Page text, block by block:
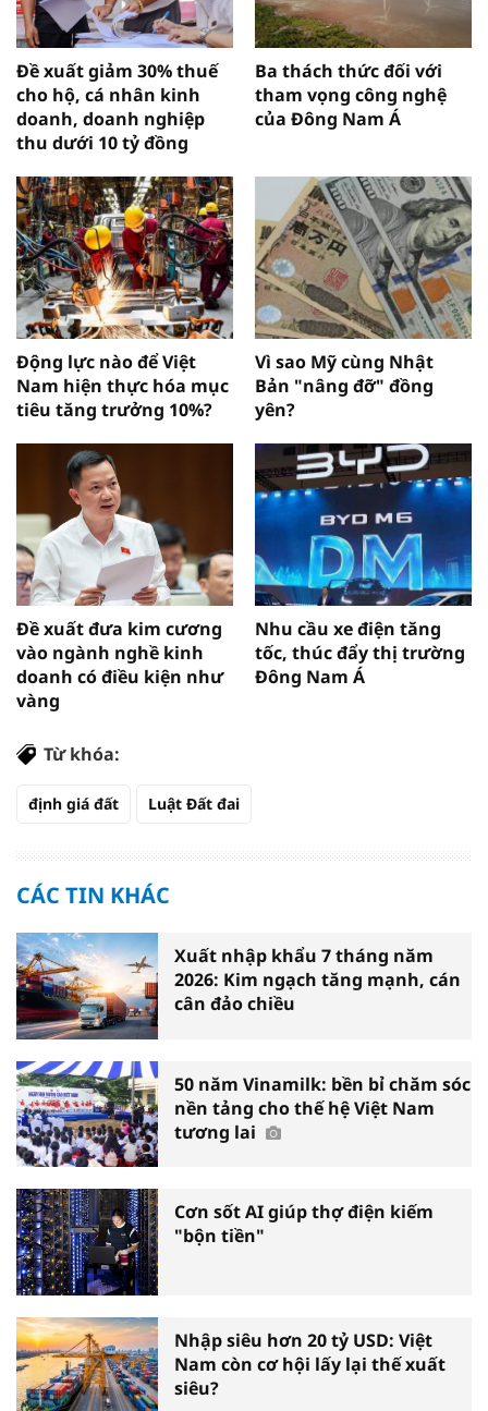
Đề xuất giảm 30% thuế
cho hộ, cá nhân kinh
doanh, doanh nghiệp
thu dưới 10 tỷ đồng
Ba thách thức đối với
tham vọng công nghệ
của Đông Nam Á
Động lực nào để Việt
Nam hiện thực hóa mục
tiêu tăng trưởng 10%?
Vì sao Mỹ cùng Nhật
Bản "nâng đỡ" đồng
yên?
Đề xuất đưa kim cương
vào ngành nghề kinh
doanh có điều kiện như
vàng
Nhu cầu xe điện tăng
tốc, thúc đẩy thị trường
Đông Nam Á
Từ khóa:
định giá đất Luật Đất đai
CÁC TIN KHÁC
Xuất nhập khẩu 7 tháng năm
2026: Kim ngạch tăng mạnh, cán
cân đảo chiều
50 năm Vinamilk: bền bỉ chăm sóc
nền tảng cho thế hệ Việt Nam
tương lai
Cơn sốt AI giúp thợ điện kiếm
"bộn tiền"
Nhập siêu hơn 20 tỷ USD: Việt
Nam còn cơ hội lấy lại thế xuất
siêu?